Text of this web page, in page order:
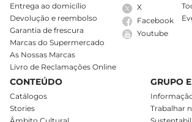
Entrega ao domicílio
Devolução e reembolso
Garantia de frescura
Marcas do Supermercado
As Nossas Marcas
Livro de Reclamações Online
X
Facebook
Youtube
CONTEÚDO
Catálogos
Stories
GRUPO
Trabalhar